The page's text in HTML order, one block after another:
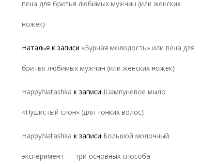
пена для бритья любимых мужчин (или женских
ножек)
Наталья к записи «Бурная молодость» или пена для
бритья любимых мужчин (или женских ножек)
HappyNatashka к записи Шампуневое мыло
«Пушистый слон» (для тонких волос)
HappyNatashka к записи Большой молочный
эксперимент — три основных способа